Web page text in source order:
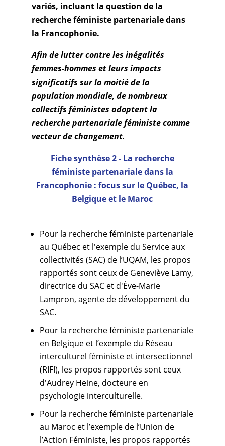
variés, incluant la question de la
recherche féministe partenariale dans
la Francophonie.
Afin de lutter contre les inégalités
femmes-hommes et leurs impacts
significatifs sur la moitié de la
population mondiale, de nombreux
collectifs féministes adoptent la
recherche partenariale féministe comme
vecteur de changement.
Fiche synthèse 2 - La recherche
féministe partenariale dans la
Francophonie : focus sur le Québec, la
Belgique et le Maroc
Pour la recherche féministe partenariale
au Québec et l'exemple du Service aux
collectivités (SAC) de l’UQAM, les propos
rapportés sont ceux de Geneviève Lamy,
directrice du SAC et d'Ève-Marie
Lampron, agente de développement du
SAC.
Pour la recherche féministe partenariale
en Belgique et l’exemple du Réseau
interculturel féministe et intersectionnel
(RIFI), les propos rapportés sont ceux
d'Audrey Heine, docteure en
psychologie interculturelle.
Pour la recherche féministe partenariale
au Maroc et l’exemple de l’Union de
l’Action Féministe, les propos rapportés